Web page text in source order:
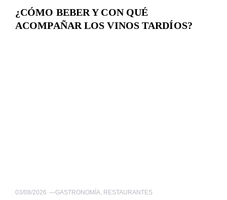
¿CÓMO BEBER Y CON QUÉ
ACOMPAÑAR LOS VINOS TARDÍOS?
03/08/2026 —GASTRONOMÍA RESTAURANTES